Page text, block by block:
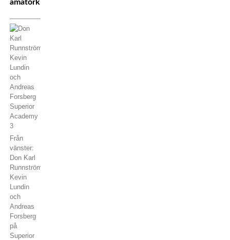
amatörklassen.
Från
vänster:
Don Karl
Runnström,
Kevin
Lundin
och
Andreas
Forsberg
på
Superior